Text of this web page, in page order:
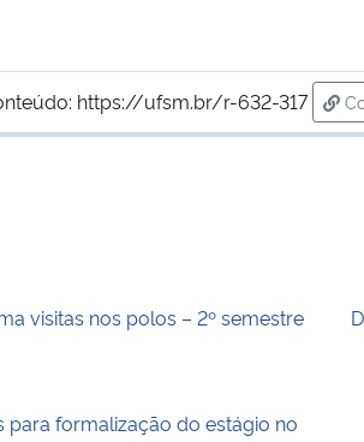
https://ufsm.br/r-632-317
visitas nos polos – 2º semestre
para formalização do estágio no